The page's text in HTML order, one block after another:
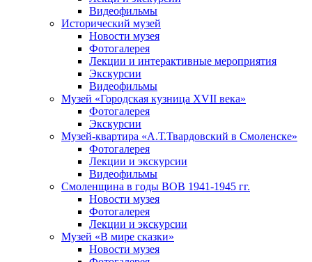
Видеофильмы
Исторический музей
Новости музея
Фотогалерея
Лекции и интерактивные мероприятия
Экскурсии
Видеофильмы
Музей «Городская кузница XVII века»
Фотогалерея
Экскурсии
Музей-квартира «А.Т.Твардовский в Смоленске»
Фотогалерея
Лекции и экскурсии
Видеофильмы
Смоленщина в годы ВОВ 1941-1945 гг.
Новости музея
Фотогалерея
Лекции и экскурсии
Музей «В мире сказки»
Новости музея